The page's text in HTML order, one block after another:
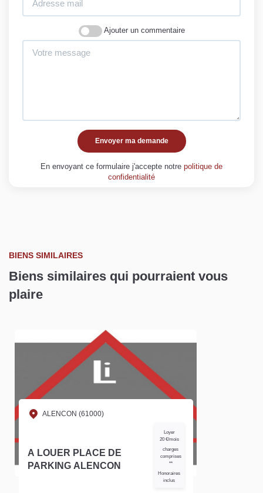
Ajouter un commentaire
Envoyer ma demande
En envoyant ce formulaire j'accepte notre politique de
confidentialité
BIENS SIMILAIRES
Biens similaires qui pourraient vous
plaire
ALENCON (61000)
A LOUER PLACE DE
PARKING ALENCON
Loyer
20 €/mois
charges
comprises
**
Honoraires
inclus